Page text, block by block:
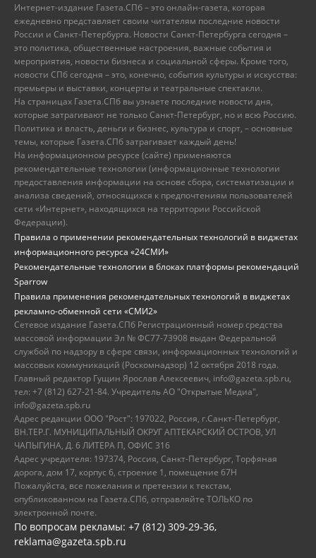
Интернет-издание Газета.СПб – это онлайн-газета, которая
ежедневно представляет своим читателям последние новости
России и Санкт-Петербурга. Новости Санкт-Петербурга сегодня –
это политика, общественные настроения, важные события и
мероприятия, новости бизнеса и социальной сферы. Кроме того,
новости СПб сегодня – это, конечно, события культуры и искусства:
премьеры и выставки, концерты и театральные спектакли.
На страницах Газета.СПб вы узнаете последние новости дня,
которые затрагивают не только Санкт-Петербург, но и всю Россию.
Политика и власть, деньги и бизнес, культура и спорт, – основные
темы, которые Газета.СПб затрагивает каждый день!
На информационном ресурсе (сайте) применяются
рекомендательные технологии (информационные технологии
предоставления информации на основе сбора, систематизации и
анализа сведений, относящихся к предпочтениям пользователей
сети «Интернет», находящихся на территории Российской
Федерации).
Правила о применении рекомендательных технологий в виджетах
информационного ресурса «24СМИ»
Рекомендательные технологии в блоках платформы рекомендаций
Sparrow
Правила применения рекомендательных технологий в виджетах
рекламно-обменной сети «СМИ2»
Сетевое издание Газета.СПб Регистрационный номер средства
массовой информации Эл № ФС77-73908 выдан Федеральной
службой по надзору в сфере связи, информационных технологий и
массовых коммуникаций (Роскомнадзор) 12 октября 2018 года.
Главный редактор Гущин Ярослав Алексеевич, info@gazeta.spb.ru,
тел: +7 (812) 627-21-84. Учредитель АО "Открытые Медиа",
info@gazeta.spb.ru
Адрес редакции ООО "Рост": 197022, Россия, г.Санкт-Петербург,
ВН.ТЕР.Г. МУНИЦИПАЛЬНЫЙ ОКРУГ АПТЕКАРСКИЙ ОСТРОВ, УЛ
ЧАПЫГИНА, Д. 6 ЛИТЕРА П, ОФИС 316
Адрес учредителя: 197374, Россия, Санкт-Петербург, Торфяная
дорога, дом 17, корпус 6, строение 1, помещение 67Н
Пожалуйста, все пожелания и претензии к текстам,
опубликованном на Газета.СПб, отправляйте ТОЛЬКО по
электронной почте.
По вопросам рекламы: +7 (812) 309-29-36,
reklama@gazeta.spb.ru